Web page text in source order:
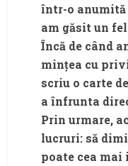
într-o anumită
am găsit un
Încă de când
mințea cu
scriu o carte
a înfrunta
Prin urmare,
lucruri: să
poate cea mai